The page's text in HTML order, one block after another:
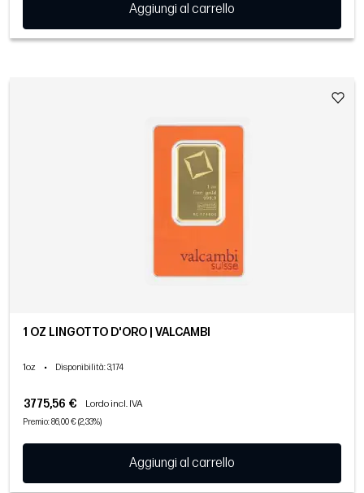
Aggiungi al carrello
1 OZ LINGOTTO D'ORO | VALCAMBI
1oz • Disponibilità: 3,174
3775,56 € Lordo incl. IVA
Premio: 86,00 € (2,33%)
Aggiungi al carrello